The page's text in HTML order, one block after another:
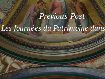
Previous Post
Les Journées du Patrimoine